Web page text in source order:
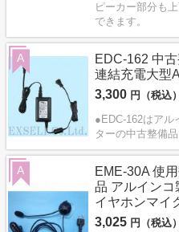
ピーカー部分も
できます。
EDC-162 中
連結充電大型
3,300 円（税込）
●EDC-162はアル
ターの中古整備品
A
EME-30A 使
品 アルインコ
イヤホンマイ
3,025 円（税込）
A